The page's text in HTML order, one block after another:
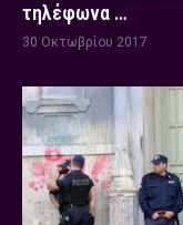
τηλέφωνα …
30 Οκτωβρίου 2017